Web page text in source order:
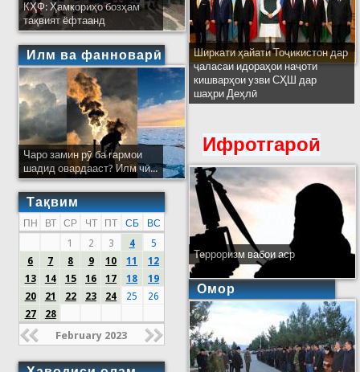
КҲФ: Ҳамкориҳо бозҳам
тақвият ёфтаанд
Илм ва фанноварӣ
Чаро замин рӯ ба гармои
шадид овардааст? Илм чӣ...
Тақвим
ПН ВТ СР ЧТ ПТ СБ
ВС
1
2 3 4
5
6
7 8 9 10 11
12
13
14 15 16 17 18
19
20
21 22 23 24 25
26
27
28
February 2023
Ширкати ҳайати Тоҷикистон дар
ҷаласаи идораҳои наҷоти
кишварҳои узви СҲШ дар
шаҳри Деҳлӣ
Ифротгароӣ
Терроризм вабои аср
Омор